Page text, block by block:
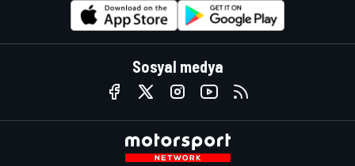
Sosyal medya